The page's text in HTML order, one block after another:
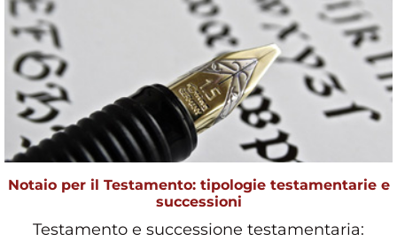
Notaio per il Testamento: tipologie testamentarie e
successioni
Testamento e successione testamentaria: